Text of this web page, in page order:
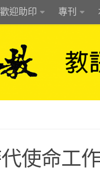
歡迎助印 專刊
使命工作